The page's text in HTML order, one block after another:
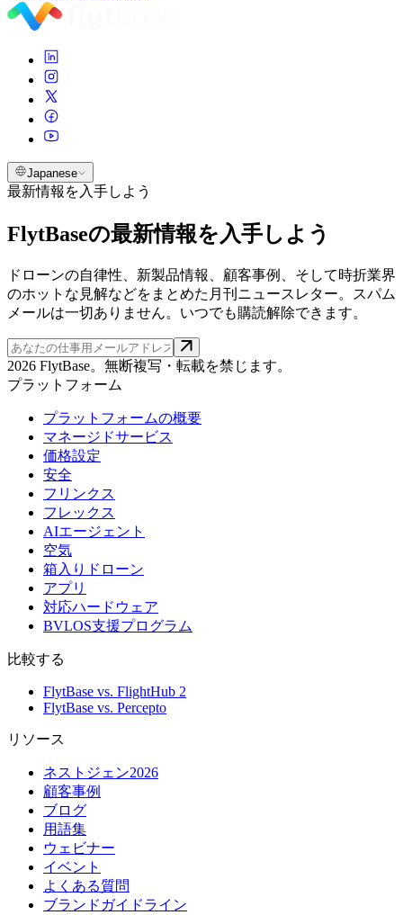
Japanese
最新情報を入手しよう
FlytBaseの最新情報を入手しよう
ドローンの自律性、新製品情報、顧客事例、そして時折業界
のホットな見解などをまとめた月刊ニュースレター。スパム
メールは一切ありません。いつでも購読解除できます。
2026 FlytBase。無断複写・転載を禁じます。
プラットフォーム
プラットフォームの概要
マネージドサービス
価格設定
安全
フリンクス
フレックス
AIエージェント
空気
箱入りドローン
アプリ
対応ハードウェア
BVLOS支援プログラム
比較する
FlytBase vs. FlightHub 2
FlytBase vs. Percepto
リソース
ネストジェン2026
顧客事例
ブログ
用語集
ウェビナー
イベント
よくある質問
ブランドガイドライン